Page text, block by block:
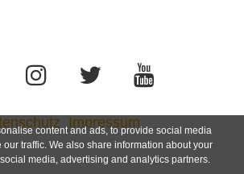
Impressum
content and ads, to provide social media
traffic. We also share information about your
media, advertising and analytics partners.